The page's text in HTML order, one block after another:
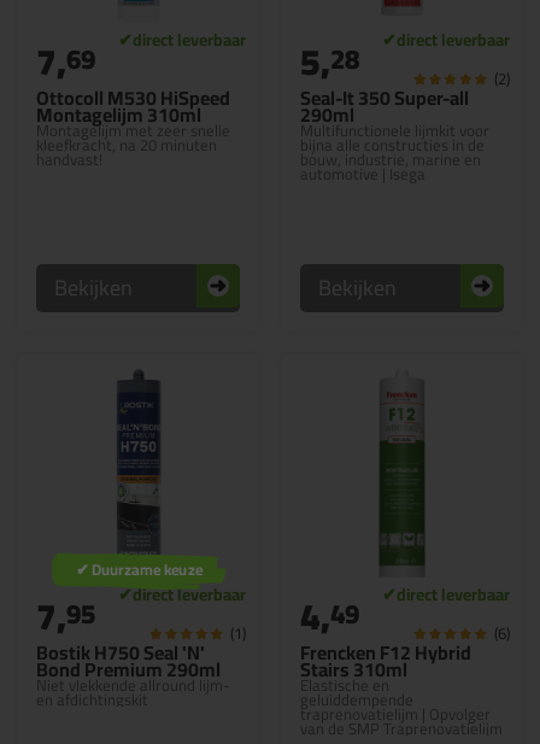
Ottocoll M530 HiSpeed
Montagelijm 310ml
Montagelijm met zeer snelle
kleefkracht, na 20 minuten
handvast!
7,69
Bekijken
Seal-It 350 Super-all
290ml
Multifunctionele lijmkit voor
bijna alle constructies in de
bouw, industrie, marine en
automotive | Isega
Foodapproval
5,28 (2)
Bekijken
Bostik H750 Seal 'N'
Bond Premium 290ml
Niet vlekkende allround lijm-
en afdichtingskit
✔ Duurzame keuze
7,95 (1)
Frencken F12 Hybrid
Stairs 310ml
Elastische en
geluiddempende
traprenovatielijm | Opvolger
van de SMP Traprenovatielijm
4,49 (6)